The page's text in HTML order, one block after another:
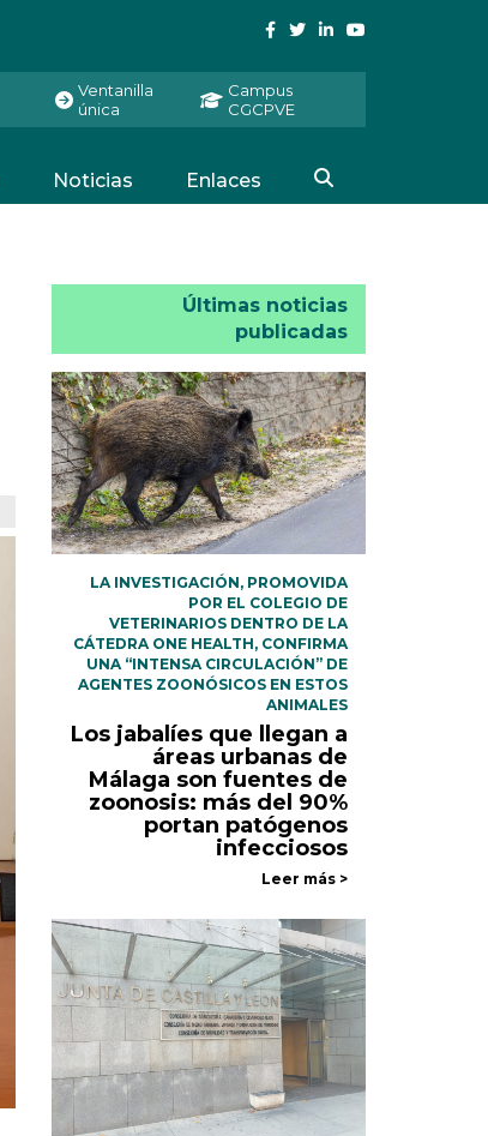
Ventanilla
única
Campus
CGCPVE
Noticias Enlaces
Últimas noticias
publicadas
LA INVESTIGACIÓN, PROMOVIDA
POR EL COLEGIO DE
VETERINARIOS DENTRO DE LA
CÁTEDRA ONE HEALTH, CONFIRMA
UNA “INTENSA CIRCULACIÓN” DE
AGENTES ZOONÓSICOS EN ESTOS
ANIMALES
Los jabalíes que llegan a
áreas urbanas de
Málaga son fuentes de
zoonosis: más del 90%
portan patógenos
infecciosos
Leer más >